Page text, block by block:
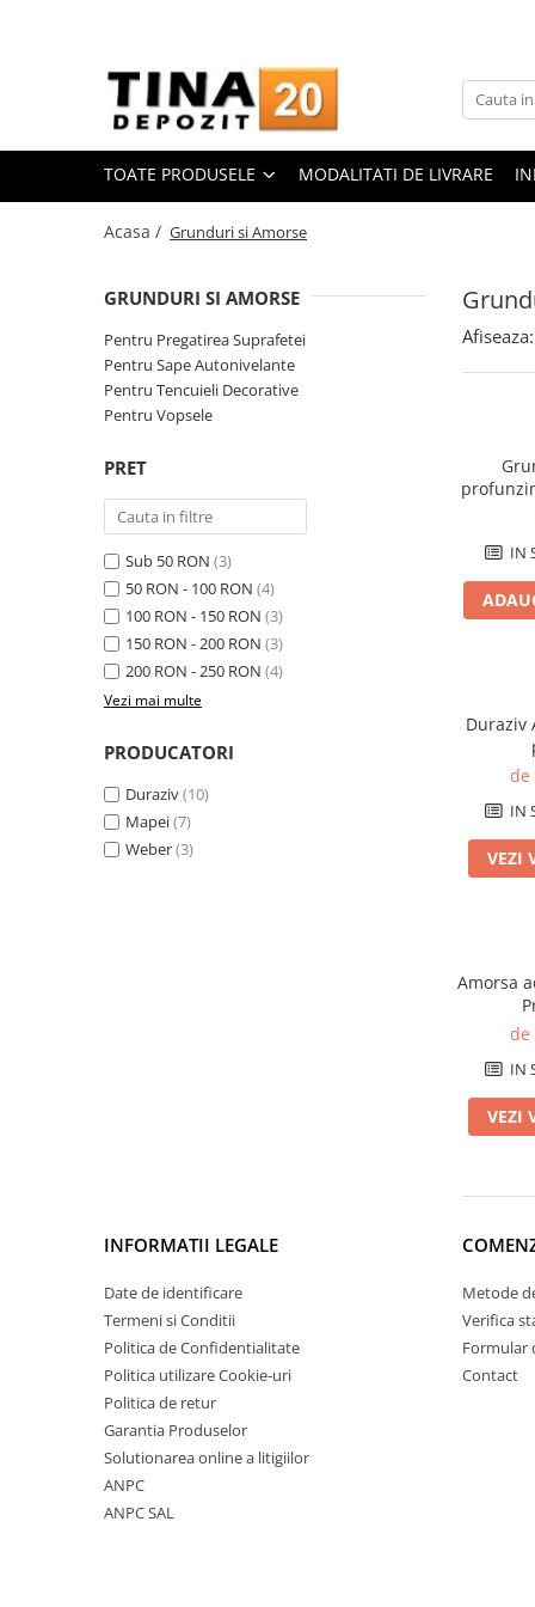
Toate Produsele
Standard
Hidrofugate
Hidroignifugate
Accesorii Gips Carton
Coltare pentru profile UA
Brida Gips Carton
Finisare Gips Carton
Ipsos si Pasta Imbinare
Ipsos Adeziv Gips Carton
Profile Gips Carton
Grosime Tabla 0.6MM
Termoizolatii
Tencuiala decorativa
Tencuiala decorativa minerala
Autonivelante
TOATE PRODUSELE MODALITATI DE LIVRARE
Acasa / Grunduri si Amorse
GRUNDURI SI AMORSE
Pentru Pregatirea Suprafetei
Pentru Sape Autonivelante
Pentru Tencuieli Decorative
Pentru Vopsele
PRET
Sub 50 RON (3)
50 RON - 100 RON (4)
100 RON - 150 RON (3)
150 RON - 200 RON (3)
200 RON - 250 RON (4)
Vezi mai multe
PRODUCATORI
Duraziv(10)
Mapei(7)
Weber(3)
Afiseaza:
IN
Duraziv
de
IN
VEZI
Amorsa
de
IN
VEZI
INFORMATII LEGALE
Date de identificare
Termeni si Conditii
Politica de Confidentialitate
Politica utilizare Cookie-uri
Politica de retur
Garantia Produselor
Solutionarea online a litigiilor
ANPC
ANPC SAL
Metode
Verifica
Formular
Contact